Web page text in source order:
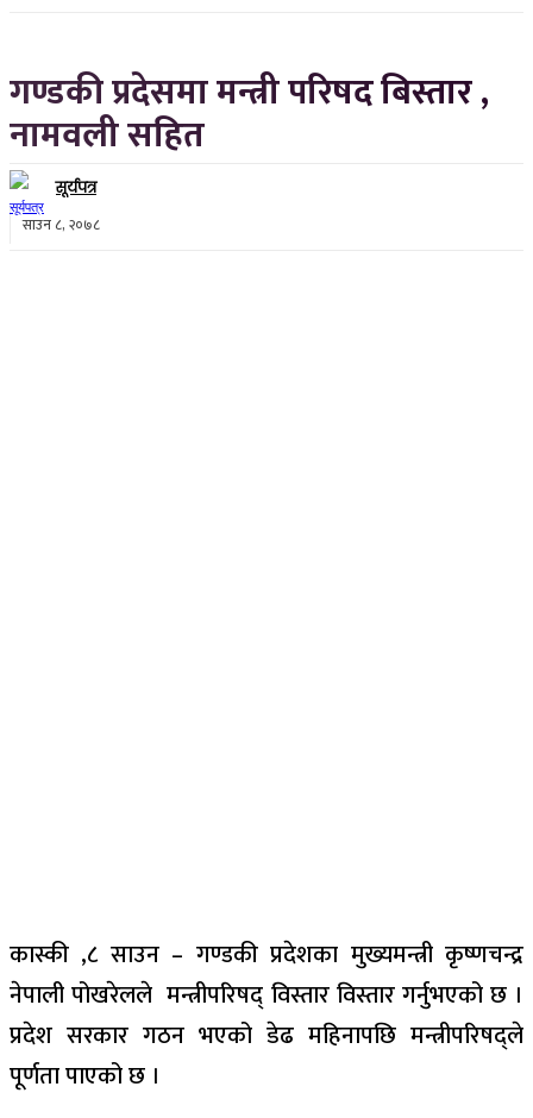
गण्डकी प्रदेसमा मन्त्री परिषद बिस्तार ,
नामवली सहित
सूर्यपत्र
साउन ८, २०७८
कास्की ,८ साउन – गण्डकी प्रदेशका मुख्यमन्त्री कृष्णचन्द्र
नेपाली पोखरेलले मन्त्रीपरिषद् विस्तार विस्तार गर्नुभएको छ ।
प्रदेश सरकार गठन भएको डेढ महिनापछि मन्त्रीपरिषद्ले
पूर्णता पाएको छ ।